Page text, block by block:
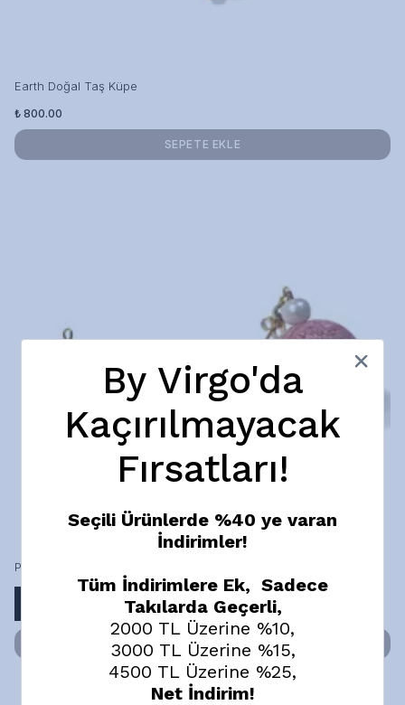
Earth Doğal Taş Küpe
₺ 800.00
SEPETE EKLE
Pearla Küpe
₺ 662.40
SEPETE EKLE
By Virgo'da
Kaçırılmayacak
Fırsatları!
Seçili Ürünlerde %40 ye varan
İndirimler!
Tüm İndirimlere Ek, Sadece
Takılarda Geçerli,
2000 TL Üzerine %10,
3000 TL Üzerine %15,
4500 TL Üzerine %25,
Net İndirim!